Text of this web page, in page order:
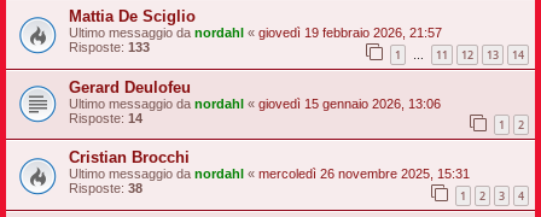
Mattia De Sciglio
Ultimo messaggio da nordahl « giovedì 19 febbraio 2026, 21:57
Risposte: 133 1 … 11 12 13 14
Gerard Deulofeu
Ultimo messaggio da nordahl « giovedì 15 gennaio 2026, 13:06
Risposte: 14 1 2
Cristian Brocchi
Ultimo messaggio da nordahl « mercoledì 26 novembre 2025, 15:31
Risposte: 38 1 2 3 4